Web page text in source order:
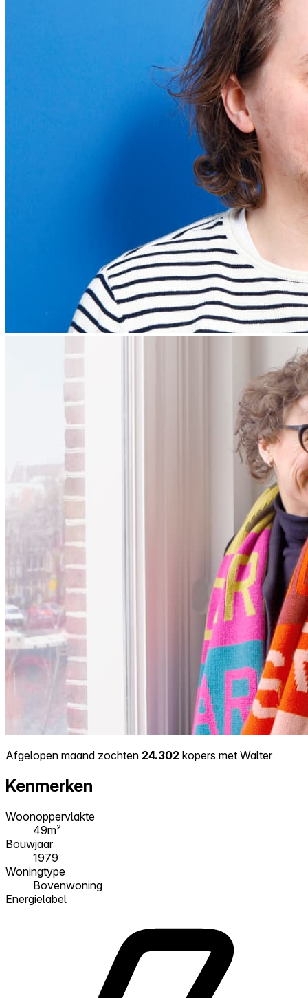
Afgelopen maand zochten 24.302 kopers met Walter
Kenmerken
Woonoppervlakte
49m²
Bouwjaar
1979
Woningtype
Bovenwoning
Energielabel